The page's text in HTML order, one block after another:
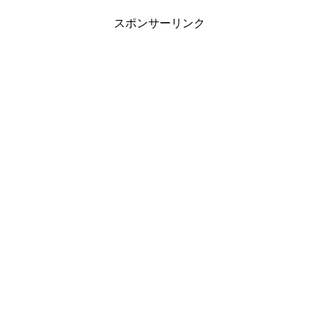
スポンサーリンク